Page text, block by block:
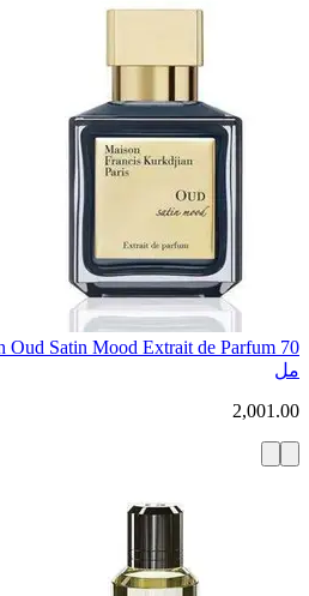
Oud Satin Mood Extrait de Parfum 70
مل
2,001.00